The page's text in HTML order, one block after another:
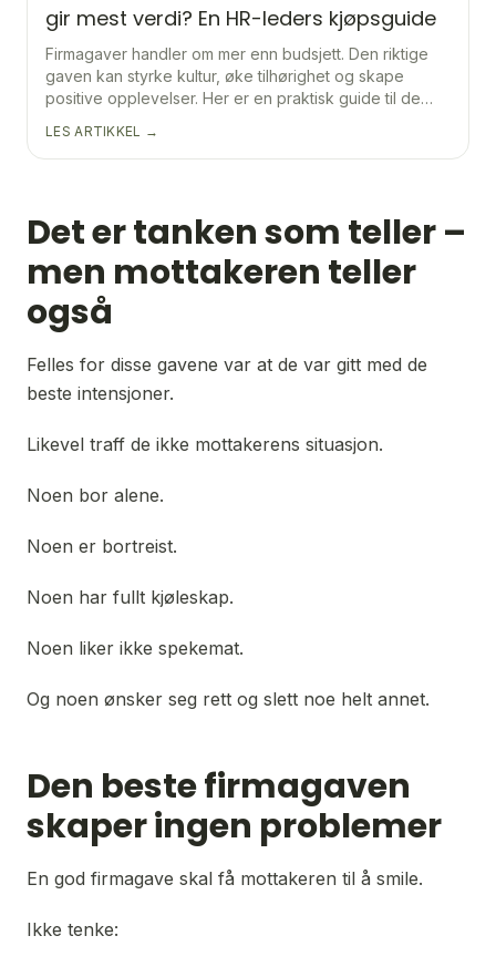
gir mest verdi? En HR-leders kjøpsguide
Firmagaver handler om mer enn budsjett. Den riktige
gaven kan styrke kultur, øke tilhørighet og skape
positive opplevelser. Her er en praktisk guide til de
løsning.
LES ARTIKKEL →
Det er tanken som teller –
men mottakeren teller
også
Felles for disse gavene var at de var gitt med de
beste intensjoner.
Likevel traff de ikke mottakerens situasjon.
Noen bor alene.
Noen er bortreist.
Noen har fullt kjøleskap.
Noen liker ikke spekemat.
Og noen ønsker seg rett og slett noe helt annet.
Den beste firmagaven
skaper ingen problemer
En god firmagave skal få mottakeren til å smile.
Ikke tenke: